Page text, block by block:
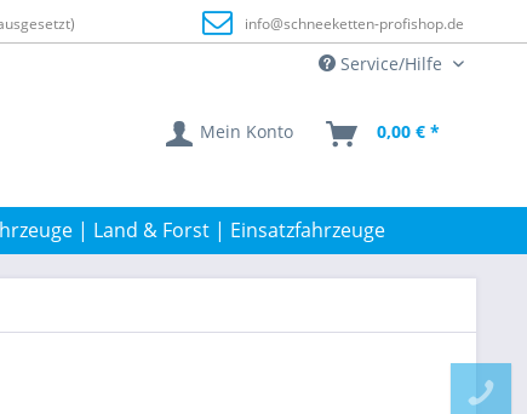
info@schneeketten-profishop.de
Service/Hilfe
Mein Konto 0,00 € *
| Land & Forst | Einsatzfahrzeuge